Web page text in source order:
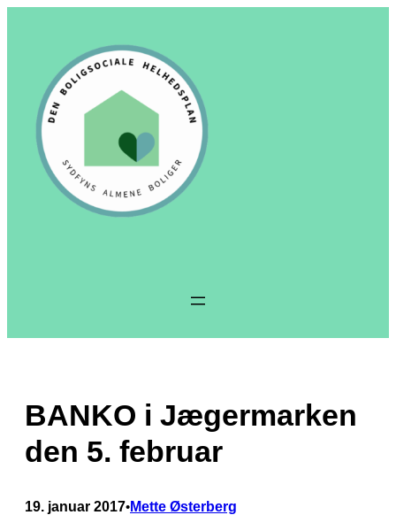
BANKO i Jægermarken
den 5. februar
19. januar 2017•Mette Østerberg